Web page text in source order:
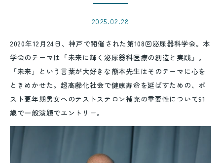
2025.02.28
2020年12月24日、神戸で開催された第108回泌尿器科学会。本
学会のテーマは『未来に輝く泌尿器科医療の創造と実践』。
「未来」という言葉が大好きな熊本先生はそのテーマに心を
ときめかせた。超高齢化社会で健康寿命を延ばすための、ポ
スト更年期男女へのテストステロン補充の重要性について91
歳で一般演題でエントリー。